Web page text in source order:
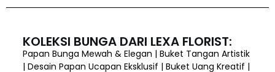
KOLEKSI BUNGA DARI LEXA FLORIST:
Papan Bunga Mewah & Elegan | Buket Tangan Artistik
| Desain Papan Ucapan Eksklusif | Buket Uang Kreatif |